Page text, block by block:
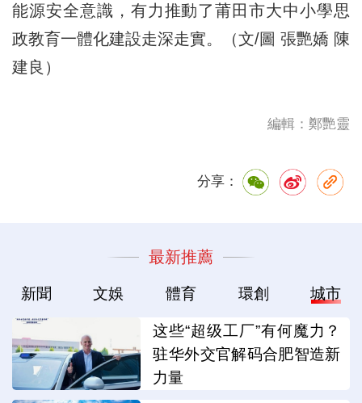
能源安全意識，有力推動了莆田市大中小學思
政教育一體化建設走深走實。（文/圖 張艷嬌 陳
建良）
編輯：鄭艷靈
分享：
最新推薦
新聞 文娛 體育 環創 城市
这些“超级工厂”有何魔力？
驻华外交官解码合肥智造新
力量